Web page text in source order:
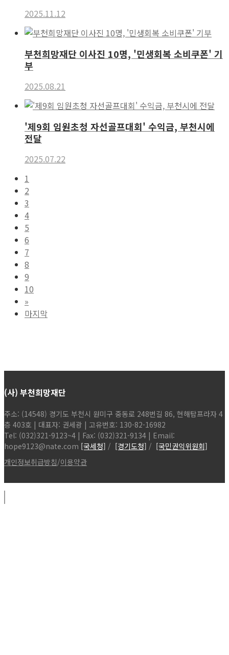
2025.11.12
부천희망재단 이사진 10명, '민생회복 소비쿠폰' 기
부
2025.08.21
'제9회 임원초청 자선골프대회' 수익금, 부천시에
전달
2025.07.22
1
2
3
4
5
6
7
8
9
10
»
마지막
(사) 부천희망재단
주소: (14548) 경기도 부천시 원미구 중동로 248번길 86, 현해탑프라자 4
층 403호 | 대표자: 권세광 | 고유번호: 130-82-16982
Tel: (032)321-9123~4 | Fax: (032)321-9134 | Email:
hope9123@nate.com [국세청] / [경기도청] / [국민권익위원회]
개인정보취급방침/이용약관